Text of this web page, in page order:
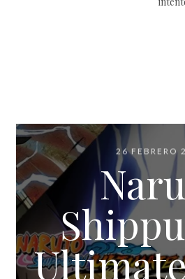
26 FEBRERO